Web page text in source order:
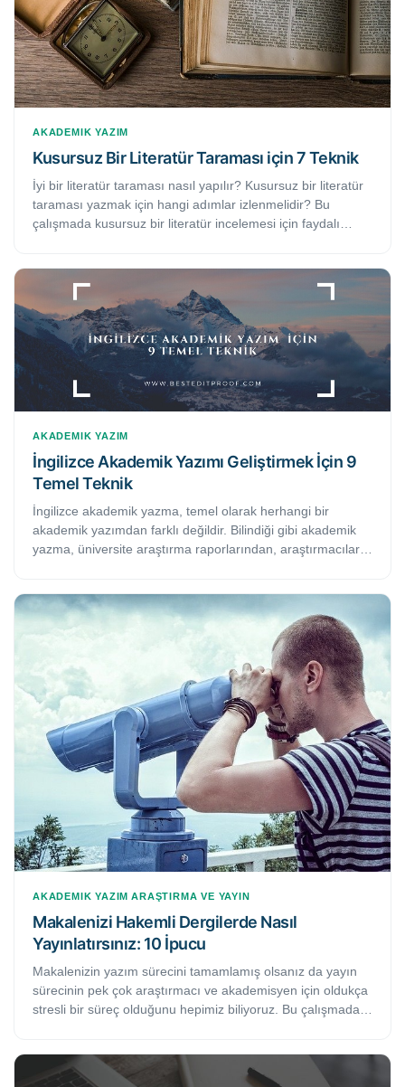
AKADEMIK YAZIM
Kusursuz Bir Literatür Taraması için 7 Teknik
İyi bir literatür taraması nasıl yapılır? Kusursuz bir literatür
taraması yazmak için hangi adımlar izlenmelidir? Bu
çalışmada kusursuz bir literatür incelemesi için faydalı
AKADEMIK YAZIM
İngilizce Akademik Yazımı Geliştirmek İçin 9
Temel Teknik
İngilizce akademik yazma, temel olarak herhangi bir
akademik yazımdan farklı değildir. Bilindiği gibi akademik
yazma, üniversite araştırma raporlarından, araştırmacılar
geniş bir alanda kullanılan ve kurgusal olmayan yazı
türlerini kastetmektedir. Bu makalede, bir yazarın İngilizce
akademik yazı yazma becerisini geliştirme konusunda
faydalı 9 pratik ipucunu bulacaksınız.
AKADEMIK YAZIM ARAŞTIRMA VE YAYIN
Makalenizi Hakemli Dergilerde Nasıl
Yayınlatırsınız: 10 İpucu
Makalenizin yazım sürecini tamamlamış olsanız da yayın
sürecinin pek çok araştırmacı ve akademisyen için oldukça
stresli bir süreç olduğunu hepimiz biliyoruz. Bu çalışmada,
etkili ipucunu bulacaksınız. Bu adımları takip etmeniz